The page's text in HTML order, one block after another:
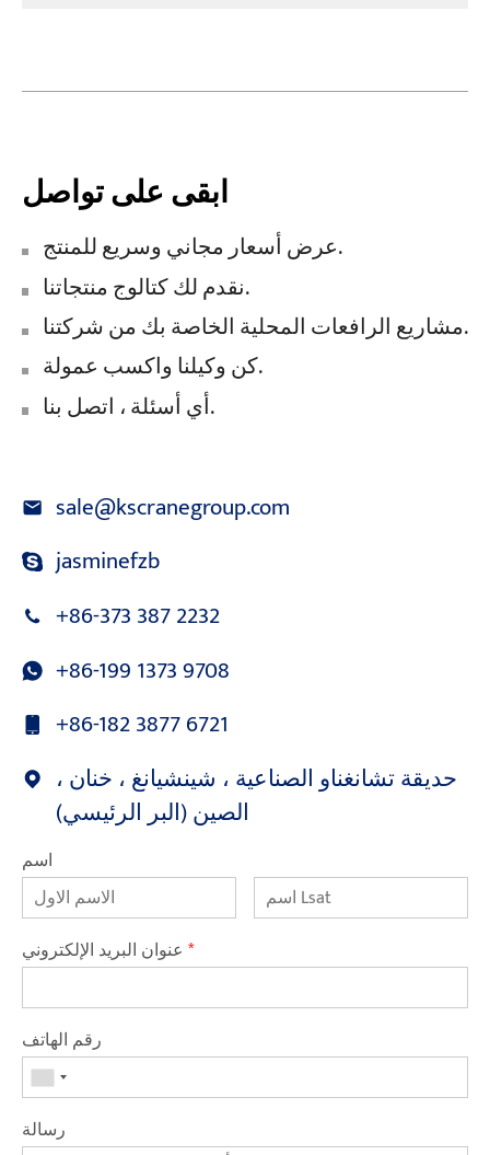
ابقى على تواصل
عرض أسعار مجاني وسريع للمنتج.
نقدم لك كتالوج منتجاتنا.
مشاريع الرافعات المحلية الخاصة بك من شركتنا.
كن وكيلنا واكسب عمولة.
أي أسئلة ، اتصل بنا.
sale@kscranegroup.com
jasminefzb
+86-373 387 2232
+86-199 1373 9708
+86-182 3877 6721
حديقة تشانغناو الصناعية ، شينشيانغ ، خنان ،
الصين (البر الرئيسي)
اسم
*
رقم الهاتف
رسالة